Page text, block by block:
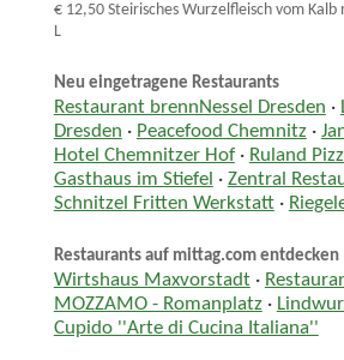
€ 12,50 Steirisches Wurzelfleisch vom
L
Neu eingetragene Restaurants
Restaurant brennNessel Dresden ·
Dresden · Peacefood Chemnitz·
Hotel Chemnitzer Hof· Ruland
Gasthaus im Stiefel · Zentral
Schnitzel Fritten Werkstatt·
Restaurants auf mittag.com entdecken
Wirtshaus Maxvorstadt·
MOZZAMO - Romanplatz·
Cupido ''Arte di Cucina Italiana''